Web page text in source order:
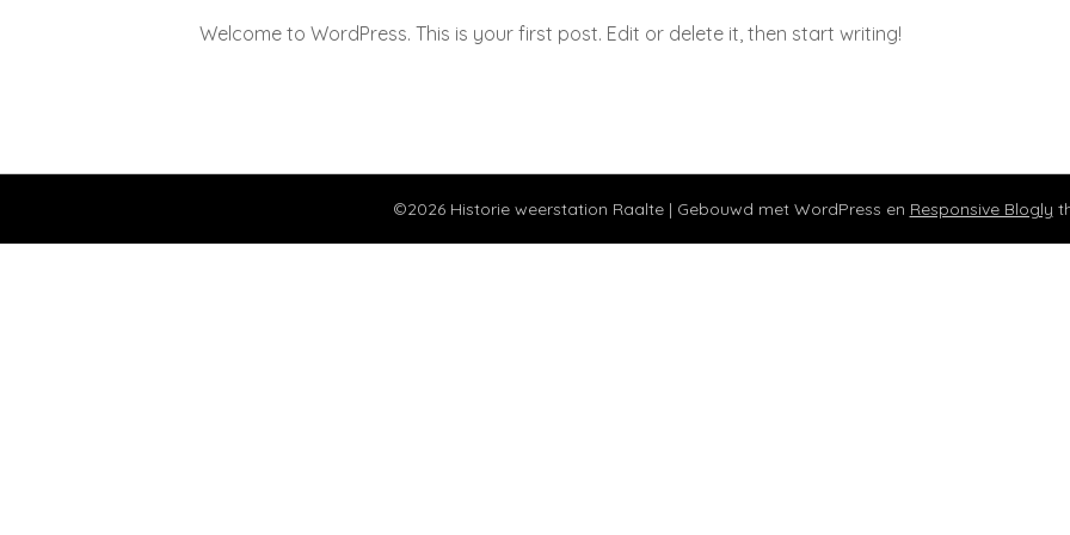
Welcome to WordPress. This is your first post. Edit or delete it, then start writing!
©2026 Historie weerstation Raalte | Gebouwd met WordPress en Responsive Blogly